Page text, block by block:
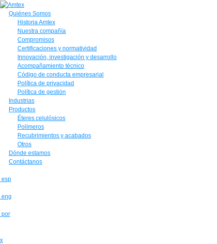
Quiénes Somos
Historia Amtex
Nuestra compañía
Compromisos
Certificaciones y normatividad
Innovación, investigación y desarrollo
Acompañamiento técnico
Código de conducta empresarial
Política de privacidad
Política de gestión
Industrias
Productos
Éteres celulósicos
Polímeros
Recubrimientos y acabados
Otros
Dónde estamos
Contáctanos
esp
eng
por
x